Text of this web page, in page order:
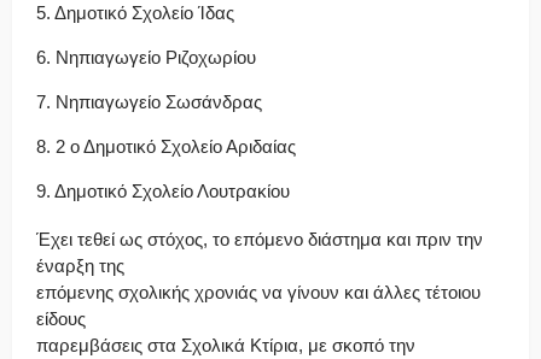
5. Δημοτικό Σχολείο Ίδας
6. Νηπιαγωγείο Ριζοχωρίου
7. Νηπιαγωγείο Σωσάνδρας
8. 2 ο Δημοτικό Σχολείο Αριδαίας
9. Δημοτικό Σχολείο Λουτρακίου
Έχει τεθεί ως στόχος, το επόμενο διάστημα και πριν την
έναρξη της
επόμενης σχολικής χρονιάς να γίνουν και άλλες τέτοιου
είδους
παρεμβάσεις στα Σχολικά Κτίρια, με σκοπό την